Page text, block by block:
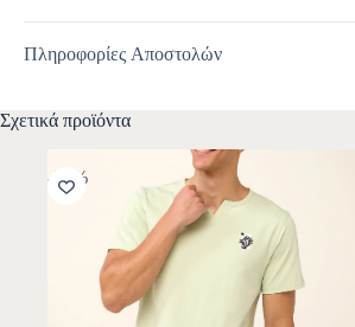
Πληροφορίες Αποστολών
Σχετικά προϊόντα
-30%